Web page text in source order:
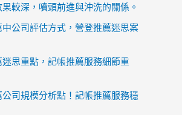
較深，噴頭前進與沖洗的關係。
公司評估方式，營登推薦迷思案
思重點，記帳推薦服務細節重
司規模分析點！記帳推薦服務穩